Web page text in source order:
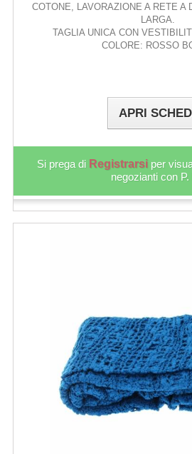
COTONE, LAVORAZIONE A RETE A
LARGA.
TAGLIA UNICA CON
COLORE: ROSSO
APRI
Si prega di Registrarsi per
negozianti con P.